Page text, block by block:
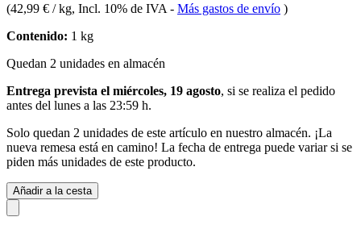
(42,99 € / kg, Incl. 10% de IVA - Más gastos de envío )
Contenido: 1 kg
Quedan 2 unidades en almacén
Entrega prevista el miércoles, 19 agosto, si se realiza el pedido
antes del lunes a las 23:59 h.
Solo quedan 2 unidades de este artículo en nuestro almacén. ¡La
nueva remesa está en camino! La fecha de entrega puede variar si se
piden más unidades de este producto.
Añadir a la cesta